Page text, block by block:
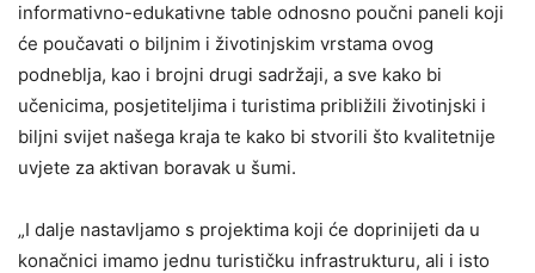
informativno-edukativne table odnosno poučni paneli koji
će poučavati o biljnim i životinjskim vrstama ovog
podneblja, kao i brojni drugi sadržaji, a sve kako bi
učenicima, posjetiteljima i turistima približili životinjski i
biljni svijet našega kraja te kako bi stvorili što kvalitetnije
uvjete za aktivan boravak u šumi.
„I dalje nastavljamo s projektima koji će doprinijeti da u
konačnici imamo jednu turističku infrastrukturu, ali i isto